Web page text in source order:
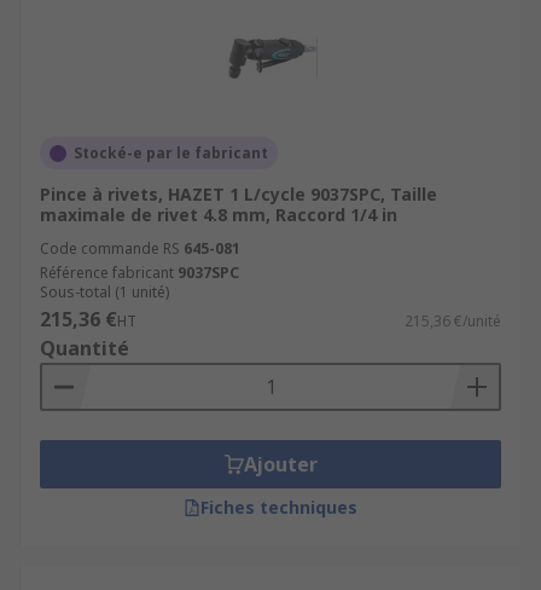
Stocké-e par le fabricant
Pince à rivets, HAZET 1 L/cycle 9037SPC, Taille
maximale de rivet 4.8 mm, Raccord 1/4 in
Code commande RS 645-081
Référence fabricant 9037SPC
Sous-total (1 unité)
215,36 €HT 215,36 €/unité
Quantité
Ajouter
Fiches techniques